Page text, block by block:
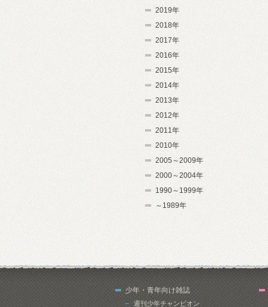
2019年
2018年
2017年
2016年
2015年
2014年
2013年
2012年
2011年
2010年
2005～2009年
2000～2004年
1990～1999年
～1989年
少年・青年向け雑誌
週刊少年チャンピオン